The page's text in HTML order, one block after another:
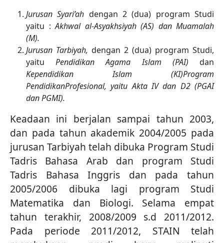
Jurusan Syari’ah dengan 2 (dua) program Studi
yaitu :Akhwal al-Asyakhsiyah (AS) dan Muamalah
(M).
Jurusan Tarbiyah, dengan 2 (dua) program Studi,
yaituPendidikan Agama Islam (PAI)dan
Kependidikan Islam (KI)Program
PendidikanProfesional, yaitu Akta IV dan D2 (PGAI
dan PGMI).
Keadaan ini berjalan sampai tahun 2003,
dan pada tahun akademik 2004/2005 pada
jurusan Tarbiyah telah dibuka Program Studi
Tadris Bahasa Arab dan program Studi
Tadris Bahasa Inggris dan pada tahun
2005/2006 dibuka lagi program Studi
Matematika dan Biologi. Selama empat
tahun terakhir, 2008/2009 s.d 2011/2012.
Pada periode 2011/2012, STAIN telah